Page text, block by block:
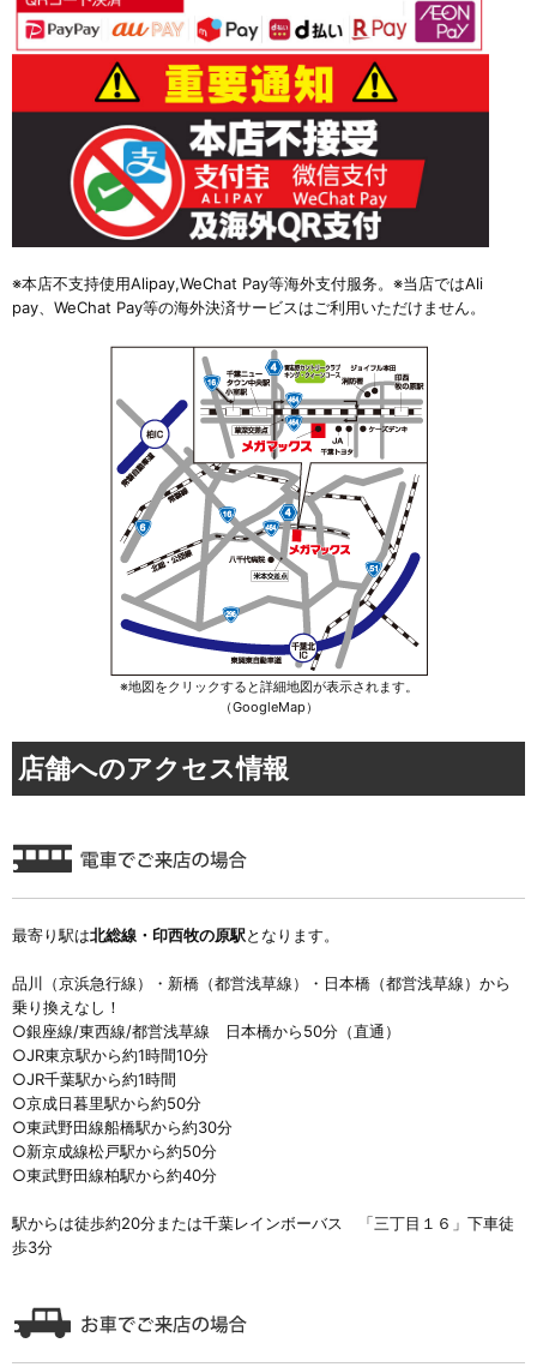
※本店不支持使用Alipay,WeChat Pay等海外支付服务。※当店ではAli
pay、WeChat Pay等の海外決済サービスはご利用いただけません。
※地図をクリックすると詳細地図が表示されます。
（GoogleMap）
店舗へのアクセス情報
最寄り駅は北総線・印西牧の原駅となります。
品川（京浜急行線）・新橋（都営浅草線）・日本橋（都営浅草線）から
乗り換えなし！
○銀座線/東西線/都営浅草線 日本橋から50分（直通）
○JR東京駅から約1時間10分
○JR千葉駅から約1時間
○京成日暮里駅から約50分
○東武野田線船橋駅から約30分
○新京成線松戸駅から約50分
○東武野田線柏駅から約40分
駅からは徒歩約20分または千葉レインボーバス 「三丁目１６」下車徒
歩3分